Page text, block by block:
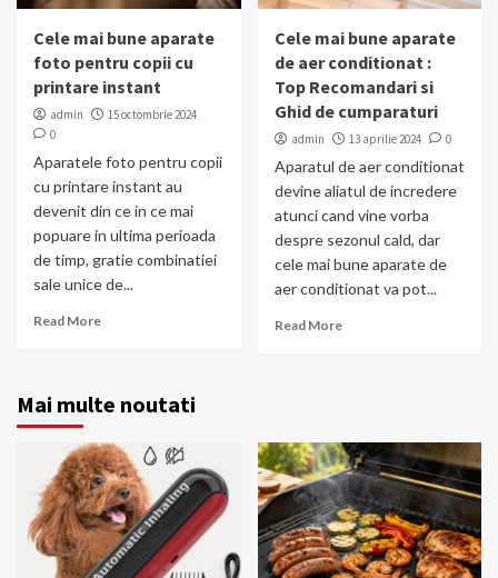
Cele mai bune aparate
foto pentru copii cu
printare instant
admin
15 octombrie 2024
0
Aparatele foto pentru copii
cu printare instant au
devenit din ce in ce mai
popuare in ultima perioada
de timp, gratie combinatiei
sale unice de...
Read More
Cele mai bune aparate
de aer conditionat :
Top Recomandari si
Ghid de cumparaturi
admin 13 aprilie 2024 0
Aparatul de aer conditionat
devine aliatul de incredere
atunci cand vine vorba
despre sezonul cald, dar
cele mai bune aparate de
aer conditionat va pot...
Read More
Mai multe noutati